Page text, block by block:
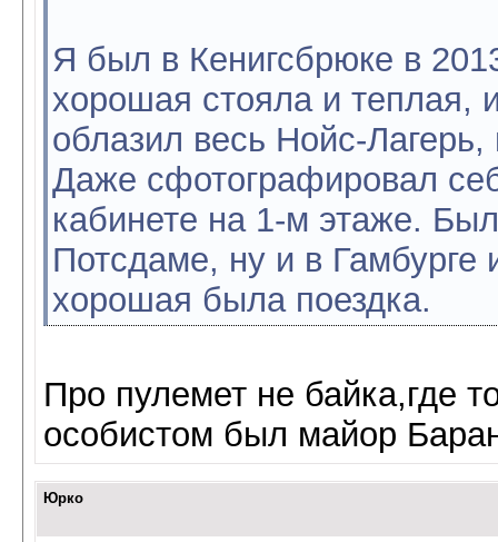
Я был в Кенигсбрюке в
хорошая стояла и теплая,
облазил весь Нойс-Лагерь,
Даже сфотографировал
кабинете на 1-м этаже.
Потсдаме, ну и в Гамбурге
хорошая была поездка.
Про пулемет не байка,где
особистом был майор
Юрко